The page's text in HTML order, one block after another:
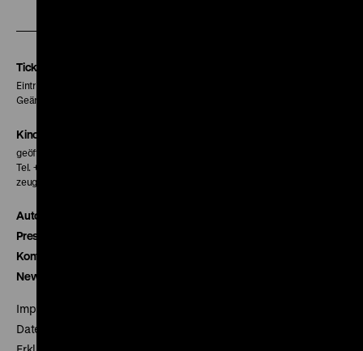
Tickets
Eintritt 5 €
Geänderte Preise sind im Programm vermerkt.
Kinokasse
geöffnet 30 Minuten vor Beginn der ersten Vorstellung
Tel. + 49 30 20304-770
zeughauskino@dhm.de
Autor*innen
Presse
Kontakt
Newsletter
Impressum
Datenschutz